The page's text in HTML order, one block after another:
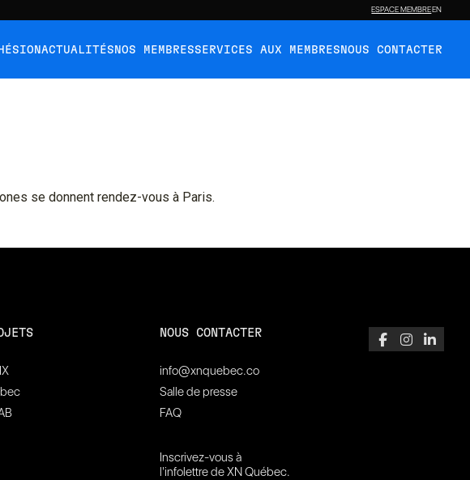
ESPACE MEMBREEN
ACTUALITÉS NOS MEMBRESSERVICES AUX MEMBRES NOUS CONTACTER
se donnent rendez-vous à Paris.
NOUS CONTACTER
info@xnquebec.co
Salle de presse
FAQ
Inscrivez-vous à
l'infolettre de XN Québec.